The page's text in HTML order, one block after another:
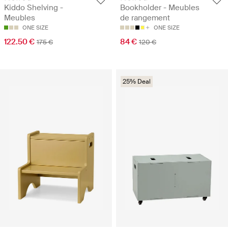
Kiddo Shelving -
Meubles
ONE SIZE
122.50 € 175 €
Bookholder - Meubles
de rangement
ONE SIZE
84 € 120 €
25% Deal